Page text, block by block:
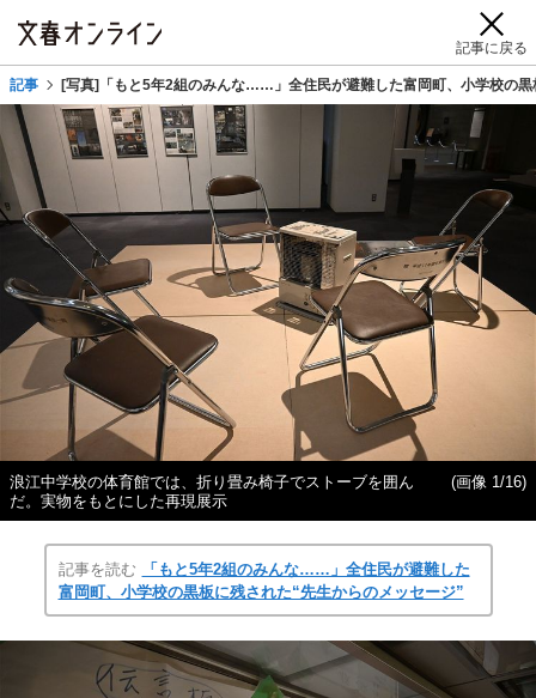
記事に戻る
記事 [写真]「もと5年2組のみんな……」全住民が避難した富岡町、小学校の黒
浪江中学校の体育館では、折り畳み椅子でストーブを囲ん
だ。実物をもとにした再現展示
(画像 1/16)
記事を読む
「もと5年2組のみんな……」全住民が避難した
富岡町、小学校の黒板に残された“先生からのメッセージ”